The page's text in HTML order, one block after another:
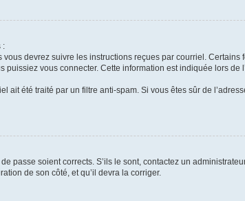
:
devrez suivre les instructions reçues par courriel.
vous connecter. Cette information est indiquée lors de
été traité par un filtre anti-spam. Si vous êtes sûr de
passe soient corrects. S’ils le sont, contactez un
de son côté, et qu’il devra la corriger.